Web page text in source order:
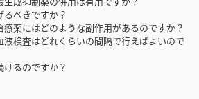
べきですか？
薬にはどのような副作用があるのですか？
検査はどれくらいの間隔で行えばよいので
るのですか？